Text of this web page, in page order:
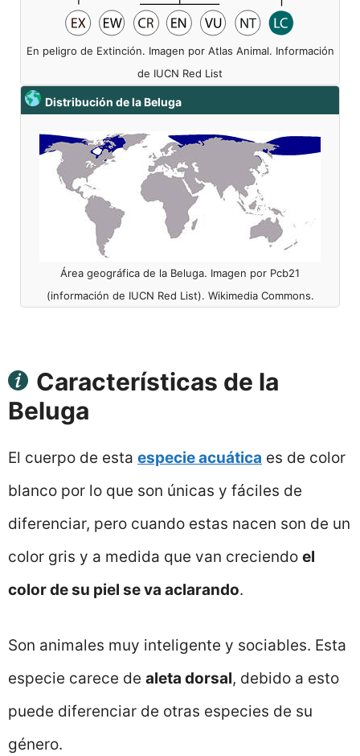
En peligro de Extinción. Imagen por Atlas Animal. Información
de IUCN Red List
Distribución de la Beluga
Área geográfica de la Beluga. Imagen por Pcb21
(información de IUCN Red List). Wikimedia Commons.
Características de la
Beluga
El cuerpo de esta especie acuática es de color
blanco por lo que son únicas y fáciles de
diferenciar, pero cuando estas nacen son de un
color gris y a medida que van creciendo el
color de su piel se va aclarando.
Son animales muy inteligente y sociables. Esta
especie carece de aleta dorsal, debido a esto
puede diferenciar de otras especies de su
género.